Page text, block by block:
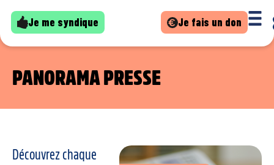
Je me syndique Je fais un don
PANORAMA PRESSE
Découvrez chaque